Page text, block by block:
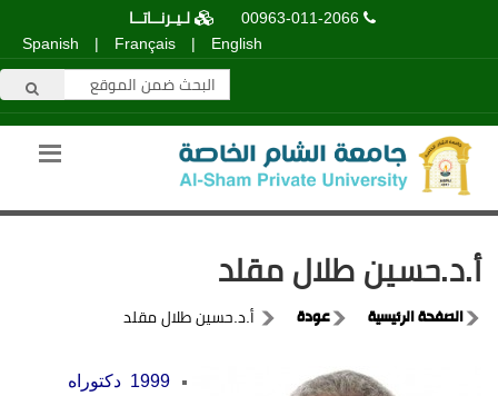
00963-011-2066
لـيـرنــاتــا
English
Français
Spanish
أ.د.حسين طلال مقلد
الصفحة الرئيسية عودة أ.د.حسين طلال مقلد
1999 دكتوراه